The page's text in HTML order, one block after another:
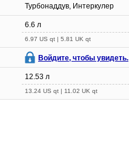
Турбонаддув, Интеркулер
6.6 л
6.97 US qt | 5.81 UK qt
Войдите, чтобы увидеть.
12.53 л
13.24 US qt | 11.02 UK qt